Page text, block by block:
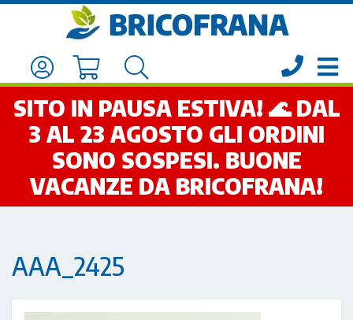
SITO IN PAUSA ESTIVA! 🌊 DAL
3 AL 23 AGOSTO GLI ORDINI
SONO SOSPESI. BUONE
VACANZE DA BRICOFRANA!
AAA_2425